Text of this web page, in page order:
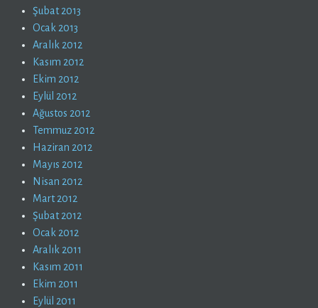
Şubat 2013
Ocak 2013
Aralık 2012
Kasım 2012
Ekim 2012
Eylül 2012
Ağustos 2012
Temmuz 2012
Haziran 2012
Mayıs 2012
Nisan 2012
Mart 2012
Şubat 2012
Ocak 2012
Aralık 2011
Kasım 2011
Ekim 2011
Eylül 2011